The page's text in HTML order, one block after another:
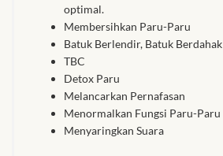
optimal.
Membersihkan Paru-Paru
Batuk Berlendir, Batuk Berdahak
TBC
Detox Paru
Melancarkan Pernafasan
Menormalkan Fungsi Paru-Paru
Menyaringkan Suara